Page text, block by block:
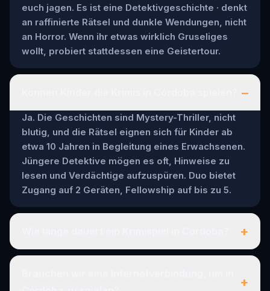
euch jagen. Es ist eine Detektivgeschichte · denkt
an raffinierte Rätsel und dunkle Wendungen, nicht
an Horror. Wenn ihr etwas wirklich Gruseliges
wollt, probiert stattdessen eine Geistertour.
–
Ja. Die Geschichten sind Mystery-Thriller, nicht
blutig, und die Rätsel eignen sich für Kinder ab
etwa 10 Jahren in Begleitung eines Erwachsenen.
Jüngere Detektive mögen es oft, Hinweise zu
lesen und Verdächtige aufzuspüren. Duo bietet
Zugang auf 2 Geräten, Fellowship auf bis zu 5.
+
+